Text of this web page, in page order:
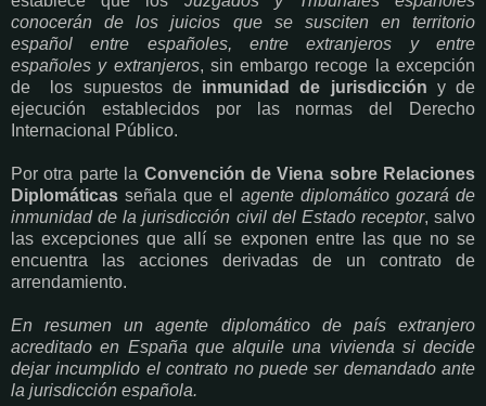
conocerán de los juicios que se susciten en territorio
español entre españoles, entre extranjeros y entre
españoles y extranjeros, sin embargo recoge la excepción
de los supuestos de inmunidad de jurisdicción y de
ejecución establecidos por las normas del Derecho
Internacional Público.
Por otra parte la Convención de Viena sobre Relaciones
Diplomáticasseñala que el agente diplomático gozará de
inmunidad de la jurisdicción civil del Estado receptor, salvo
las excepciones que allí se exponen entre las que no se
encuentra las acciones derivadas de un contrato de
arrendamiento.
En resumen un agente diplomático de país extranjero
acreditado en España que alquile una vivienda si decide
dejar incumplido el contrato no puede ser demandado ante
la jurisdicción española.